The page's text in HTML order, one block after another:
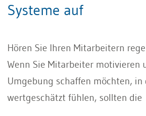
Systeme auf
Hören Sie Ihren Mitarbeitern
Wenn Sie Mitarbeiter motivieren
Umgebung schaffen möchten, in
wertgeschätzt fühlen, sollten die